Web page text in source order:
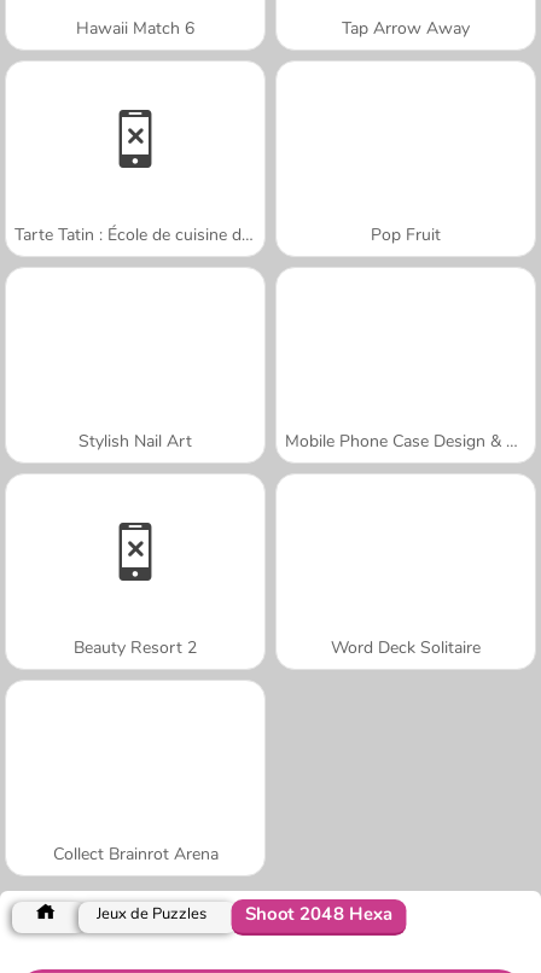
Hawaii Match 6 Tap Arrow Away
Tarte Tatin : École de cuisine de Sara Pop Fruit
Stylish Nail Art Mobile Phone Case Design & DIY
Beauty Resort 2 Word Deck Solitaire
Collect Brainrot Arena
Jeux de Puzzles Shoot 2048 Hexa